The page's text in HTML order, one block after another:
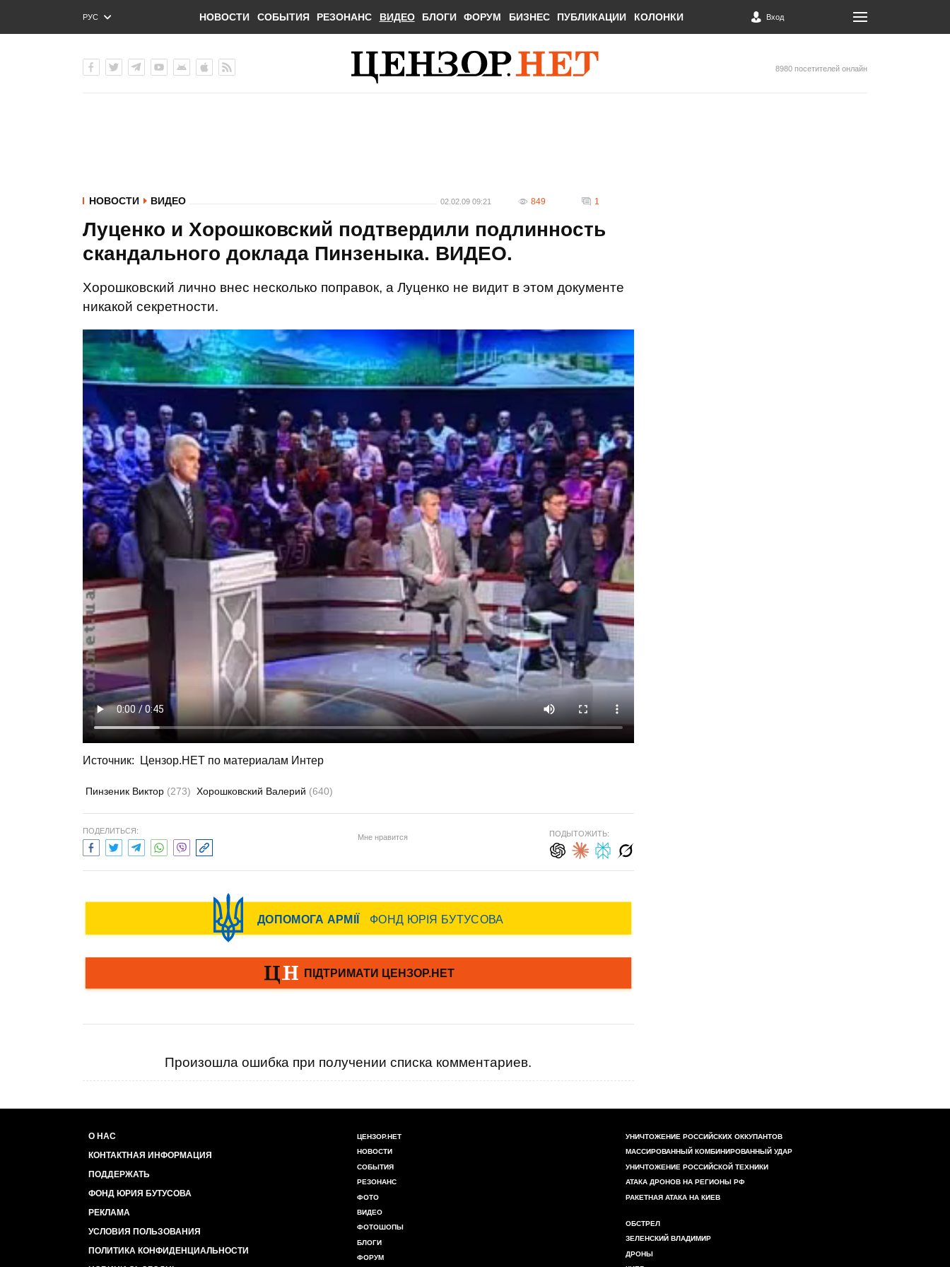
РУС
ENG
НОВОСТИ СОБЫТИЯ РЕЗОНАНС ВИДЕО БЛОГИ ФОРУМ БИЗНЕС ПУБЛИКАЦИИ КОЛОНКИ Вход
8980 посетителей онлайн
НОВОСТИ ВИДЕО 02.02.09 09:21 849 1
Луценко и Хорошковский подтвердили подлинность
скандального доклада Пинзеныка. ВИДЕО.
Хорошковский лично внес несколько поправок, а Луценко не видит в этом документе
никакой секретности.
Источник: Цензор.НЕТ по материалам Интер
Пинзеник Виктор (273) Хорошковский Валерий (640)
ПОДЕЛИТЬСЯ:
Мне нравится ПОДЫТОЖИТЬ:
Произошла ошибка при получении списка комментариев.
О НАС
КОНТАКТНАЯ ИНФОРМАЦИЯ
ПОДДЕРЖАТЬ
ФОНД ЮРИЯ БУТУСОВА
РЕКЛАМА
УСЛОВИЯ ПОЛЬЗОВАНИЯ
ПОЛИТИКА КОНФИДЕНЦИАЛЬНОСТИ
ЦЕНЗОР.НЕТ
НОВОСТИ
СОБЫТИЯ
РЕЗОНАНС
ФОТО
ВИДЕО
ФОТОШОПЫ
БЛОГИ
ФОРУМ
УНИЧТОЖЕНИЕ РОССИЙСКИХ ОККУПАНТОВ
МАССИРОВАННЫЙ КОМБИНИРОВАННЫЙ УДАР
УНИЧТОЖЕНИЕ РОССИЙСКОЙ ТЕХНИКИ
АТАКА ДРОНОВ НА РЕГИОНЫ РФ
РАКЕТНАЯ АТАКА НА КИЕВ
ОБСТРЕЛ
ЗЕЛЕНСКИЙ ВЛАДИМИР
ДРОНЫ